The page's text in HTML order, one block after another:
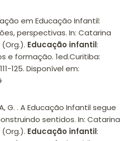
em Educação Infantil:
perspectivas. In: Catarina
Educação infantil:
e formação. 1ed.Curitiba:
111-125. Disponível em:
G. . A Educação Infantil segue
sentidos. In: Catarina
Educação infantil: